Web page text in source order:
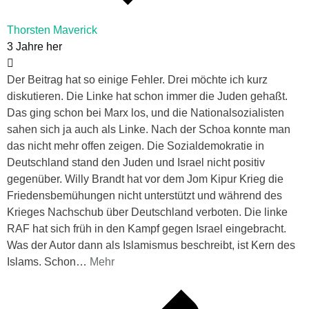
Thorsten Maverick
3 Jahre her
Der Beitrag hat so einige Fehler. Drei möchte ich kurz
diskutieren. Die Linke hat schon immer die Juden gehaßt.
Das ging schon bei Marx los, und die Nationalsozialisten
sahen sich ja auch als Linke. Nach der Schoa konnte man
das nicht mehr offen zeigen. Die Sozialdemokratie in
Deutschland stand den Juden und Israel nicht positiv
gegenüber. Willy Brandt hat vor dem Jom Kipur Krieg die
Friedensbemühungen nicht unterstützt und während des
Krieges Nachschub über Deutschland verboten. Die linke
RAF hat sich früh in den Kampf gegen Israel eingebracht.
Was der Autor dann als Islamismus beschreibt, ist Kern des
Islams. Schon… Mehr